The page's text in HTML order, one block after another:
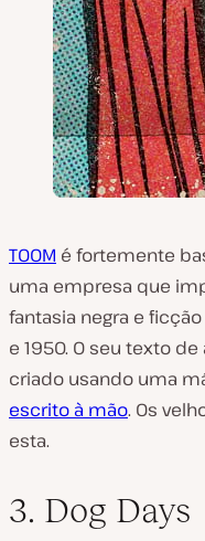
TOOM é fortemente
uma empresa que
fantasia negra e
e 1950. O seu texto
criado usando uma
escrito à mão. Os
esta.
3. Dog Days